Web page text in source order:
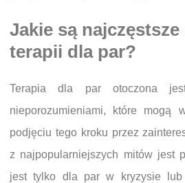
Jakie są
terapii dla par?
Terapia dla par otoczona
nieporozumieniami, które mogą
podjęciu tego kroku przez
z najpopularniejszych mitów jest
jest tylko dla par w kryzysie lub